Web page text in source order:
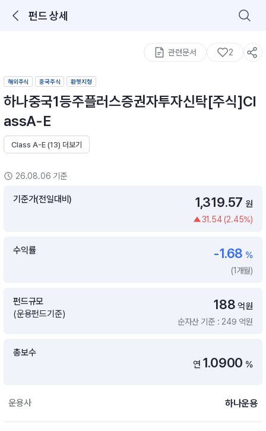
펀드 상세
구성종목 검색
관련문서 2
해외주식 중국주식 환헷지형
하나중국1등주플러스증권자투자신탁[주식]Cl
assA-E
Class A-E (13) 더보기
26.08.06 기준
기준가(전일대비) 1,319.57 원
31.54 (2.45%)
수익률 -1.68 %
(1개월)
펀드규모
(운용펀드기준)
188 억원
순자산 기준 : 249 억원
총보수
연 1.0900 %
운용사 하나운용
추천 메뉴
ETF 랭킹
월배당 · 모으기 · 포트래빗 관리
월배당 포트
포트래빗 관리
미국 ETF 검색
ETF 비교
연금 ETF 검색
ETF트렌드 ETF 랭킹 · ETF 찾기 · 종목찾기
미국ETF테마
연금 펀드 검색
투자 라이브러리
ETF 처음투자